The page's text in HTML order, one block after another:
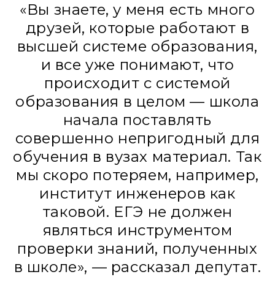
«Вы знаете, у меня есть много
друзей, которые работают в
высшей системе образования,
и все уже понимают, что
происходит с системой
образования в целом — школа
начала поставлять
совершенно непригодный для
обучения в вузах материал. Так
мы скоро потеряем, например,
институт инженеров как
таковой. ЕГЭ не должен
являться инструментом
проверки знаний, полученных
в школе», — рассказал депутат.